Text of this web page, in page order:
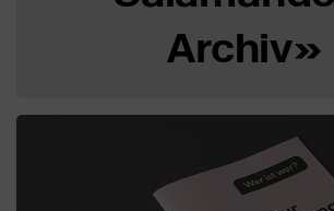
Archiv»